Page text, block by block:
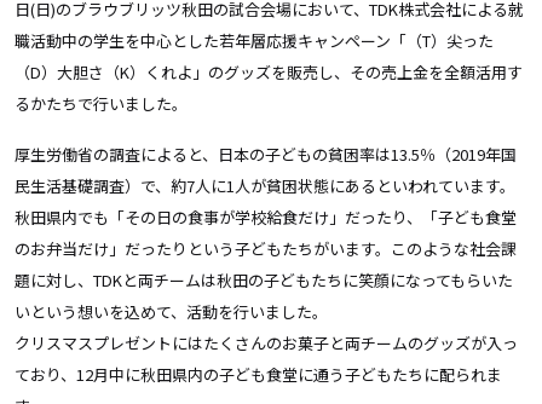
日(日)のブラウブリッツ秋田の試合会場において、 TDK株式会社による就
職活動中の学生を中心とした若年層応援キャンペーン「（T）尖った
（D）大胆さ（K）くれよ」のグッズを販売し、その売上金を全額活用す
るかたちで行いました。
厚生労働省の調査によると、日本の子どもの貧困率は13.5％（2019年国
民生活基礎調査）で、約7人に1人が貧困状態にあるといわれています。
秋田県内でも「その日の食事が学校給食だけ」だったり、「子ども食堂
のお弁当だけ」だったりという子どもたちがいます。このような社会課
題に対し、 TDKと両チームは秋田の子どもたちに笑顔になってもらいた
いという想いを込めて、活動を行いました。
クリスマスプレゼントにはたくさんのお菓子と両チームのグッズが入っ
ており、 12月中に秋田県内の子ども食堂に通う子どもたちに配られま